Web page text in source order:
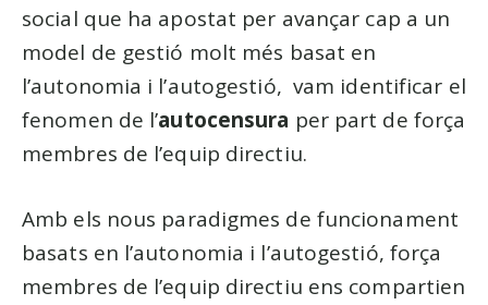
social que ha apostat per avançar cap a un
model de gestió molt més basat en
l’autonomia i l’autogestió, vam identificar el
fenomen de l’autocensura per part de força
membres de l’equip directiu.
Amb els nous paradigmes de funcionament
basats en l’autonomia i l’autogestió, força
membres de l’equip directiu ens compartien